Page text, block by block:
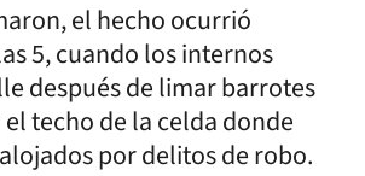
el hecho ocurrió
5, cuando los internos
después de limar barrotes
techo de la celda donde
por delitos de robo.